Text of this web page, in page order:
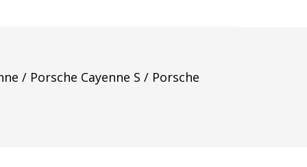
/ Porsche Cayenne S / Porsche